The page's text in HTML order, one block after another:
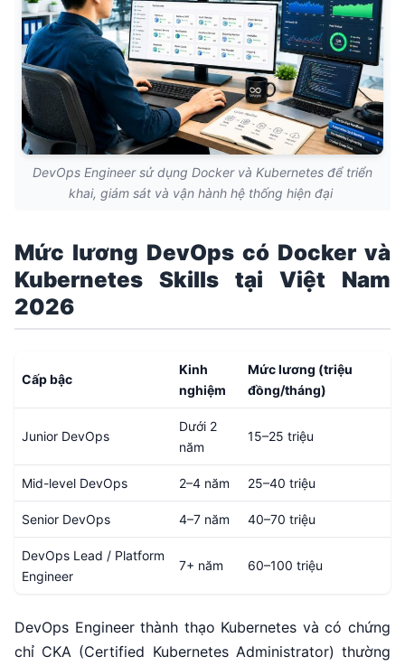
DevOps Engineer sử dụng Docker và Kubernetes để triển
khai, giám sát và vận hành hệ thống hiện đại
Mức lương DevOps có Docker và
Kubernetes Skills tại Việt Nam
2026
Cấp bậc
Kinh
nghiệm
Mức lương (triệu
đồng/tháng)
Junior DevOps
Dưới 2
năm
15–25 triệu
Mid-level DevOps 2–4 năm 25–40 triệu
Senior DevOps 4–7 năm 40–70 triệu
DevOps Lead / Platform
Engineer
7+ năm 60–100 triệu
DevOps Engineer thành thạo Kubernetes và có chứng
chỉ CKA (Certified Kubernetes Administrator) thường